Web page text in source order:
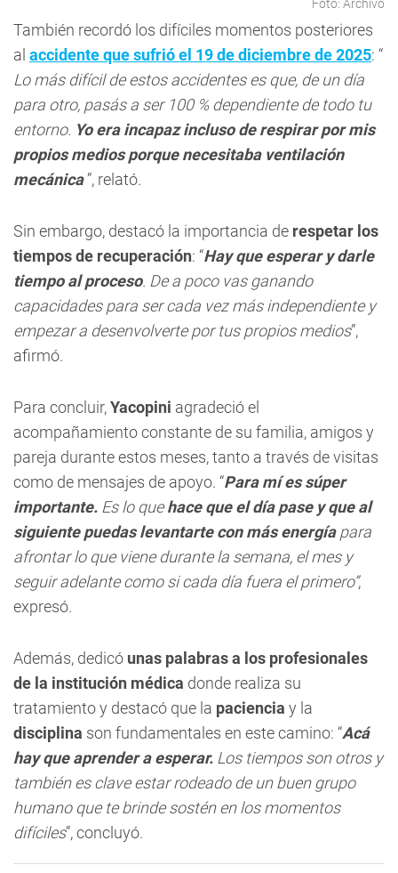
Foto: Archivo
También recordó los difíciles momentos posteriores
al accidente que sufrió el 19 de diciembre de 2025: “
Lo más difícil de estos accidentes es que, de un día
para otro, pasás a ser 100 % dependiente de todo tu
entorno. Yo era incapaz incluso de respirar por mis
propios medios porque necesitaba ventilación
mecánica”, relató.
Sin embargo, destacó la importancia de respetar los
tiempos de recuperación: “Hay que esperar y darle
tiempo al proceso. De a poco vas ganando
capacidades para ser cada vez más independiente y
empezar a desenvolverte por tus propios medios”,
afirmó.
Para concluir,Yacopini agradeció el
acompañamiento constante de su familia, amigos y
pareja durante estos meses, tanto a través de visitas
como de mensajes de apoyo. “Para mí es súper
importante. Es lo quehace que el día pase y que al
siguiente puedas levantarte con más energíapara
afrontar lo que viene durante la semana, el mes y
seguir adelante como si cada día fuera el primero”,
expresó.
Además, dedicó unas palabras a los profesionales
de la institución médica donde realiza su
tratamiento y destacó que la paciencia y la
disciplina son fundamentales en este camino: “Acá
hay que aprender a esperar. Los tiempos son otros y
también es clave estar rodeado de un buen grupo
humano que te brinde sostén en los momentos
difíciles”, concluyó.